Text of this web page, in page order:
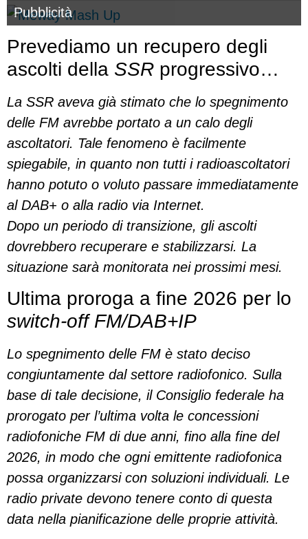
Pubblicità
Prevediamo un recupero degli
ascolti della SSR progressivo…
La SSR aveva già stimato che lo spegnimento
delle FM avrebbe portato a un calo degli
ascoltatori. Tale fenomeno è facilmente
spiegabile, in quanto non tutti i radioascoltatori
hanno potuto o voluto passare immediatamente
al DAB+ o alla radio via Internet.
Dopo un periodo di transizione, gli ascolti
dovrebbero recuperare e stabilizzarsi. La
situazione sarà monitorata nei prossimi mesi.
Ultima proroga a fine 2026 per lo
switch-off FM/DAB+IP
Lo spegnimento delle FM è stato deciso
congiuntamente dal settore radiofonico. Sulla
base di tale decisione, il Consiglio federale ha
prorogato per l’ultima volta le concessioni
radiofoniche FM di due anni, fino alla fine del
2026, in modo che ogni emittente radiofonica
possa organizzarsi con soluzioni individuali. Le
radio private devono tenere conto di questa
data nella pianificazione delle proprie attività.